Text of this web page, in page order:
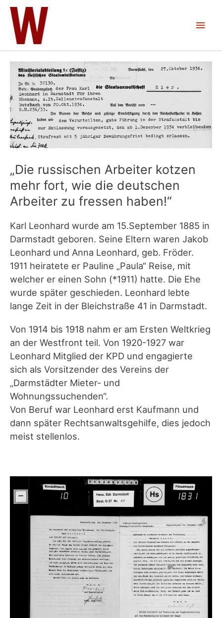
Zum
Inhalt
springen
„Die russischen Arbeiter kotzen
mehr fort, wie die deutschen
Arbeiter zu fressen haben!“
Karl Leonhard wurde am 15.September 1885 in
Darmstadt geboren. Seine Eltern waren Jakob
Leonhard und Anna Leonhard, geb. Fröder.
1911 heiratete er Pauline „Paula“ Reise, mit
welcher er einen Sohn (*1911) hatte. Die Ehe
wurde später geschieden. Leonhard lebte
lange Zeit in der Bleichstraße 41 in Darmstadt.
Von 1914 bis 1918 nahm er am Ersten Weltkrieg
an der Westfront teil. Von 1920-1927 war
Leonhard Mitglied der KPD und engagierte
sich als Vorsitzender des Vereins der
„Darmstädter Mieter- und
Wohnungssuchenden“.
Von Beruf war Leonhard erst Kaufmann und
dann später Rechtsanwaltsgehilfe, dies jedoch
meist stellenlos.